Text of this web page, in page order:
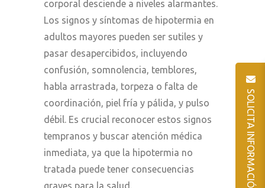
corporal desciende a niveles alarmantes.
Los signos y síntomas de hipotermia en
adultos mayores pueden ser sutiles y
pasar desapercibidos, incluyendo
confusión, somnolencia, temblores,
habla arrastrada, torpeza o falta de
coordinación, piel fría y pálida, y pulso
débil. Es crucial reconocer estos signos
tempranos y buscar atención médica
inmediata, ya que la hipotermia no
tratada puede tener consecuencias
graves para la salud.
SOLICITA INFORMACIÓN